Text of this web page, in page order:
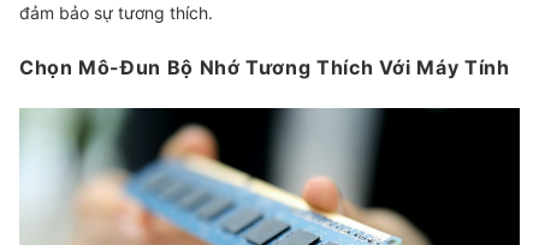
đảm bảo sự tương thích.
Chọn Mô-Đun Bộ Nhớ Tương Thích Với Máy Tính